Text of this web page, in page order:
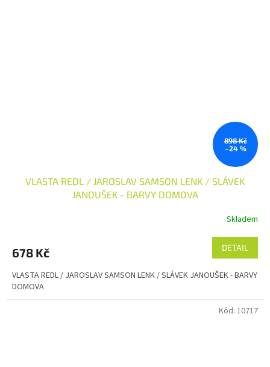
898 Kč
–24 %
VLASTA REDL / JAROSLAV SAMSON LENK / SLÁVEK
JANOUŠEK - BARVY DOMOVA
Skladem
678 Kč DETAIL
VLASTA REDL / JAROSLAV SAMSON LENK / SLÁVEK JANOUŠEK - BARVY
DOMOVA
Kód: 10717